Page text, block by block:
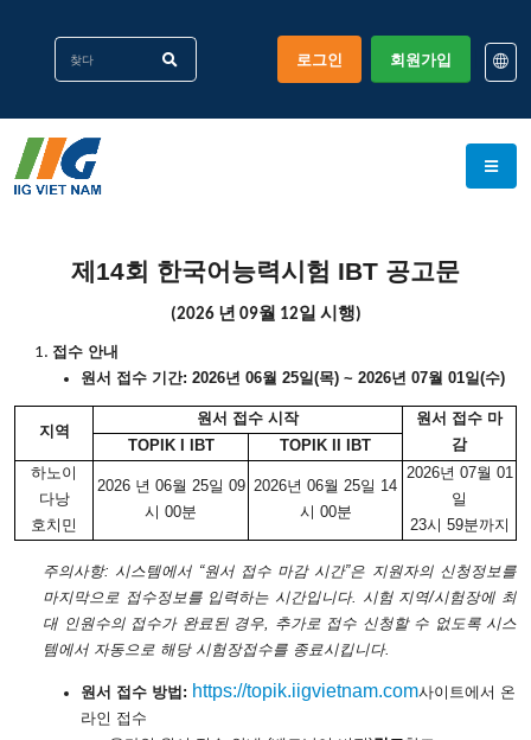
로그인 회원가입
EN
KO
VI
제 14회 한국어능력시험 IBT 공고문
(2026 년 09월 12일 시행)
접수 안내
원서 접수 기간: 2026년 06월 25일(목) ~ 2026년 07월 01일(수)
지역
원서 접수 시작
원서 접수 마
감
TOPIK I IBT TOPIK II IBT
하노이
다낭
호치민
2026 년 06월 25일 09
시 00분
2026년 06월 25일 14
시 00분
2026년 07월 01
일
23시 59분까지
주의사항: 시스템에서 “원서 접수 마감 시간”은 지원자의 신청정보를
마지막으로 접수정보를 입력하는 시간입니다. 시험 지역/시험장에 최
대 인원수의 접수가 완료된 경우, 추가로 접수 신청할 수 없도록 시스
템에서 자동으로 해당 시험장접수를 종료시킵니다.
원서 접수 방법 : https://topik.iigvietnam.com사이 트에서 온
라인 접수